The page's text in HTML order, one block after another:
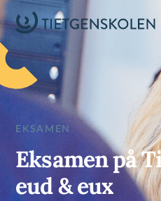
EKSAMEN
Eksamen på
eud & eux